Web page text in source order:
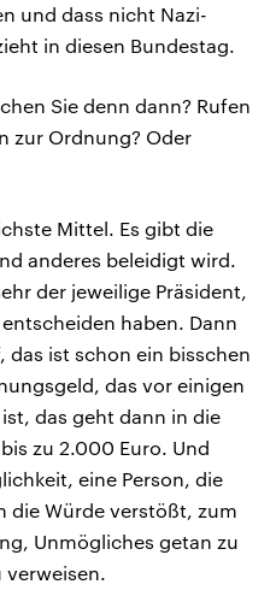
und dass nicht Nazi-
in diesen Bundestag.
Sie denn dann? Rufen
zur Ordnung? Oder
Mittel. Es gibt die
anderes beleidigt wird.
der jeweilige Präsident,
haben. Dann
ist schon ein bisschen
das vor einigen
das geht dann in die
zu 2.000 Euro. Und
eine Person, die
die Würde verstößt, zum
Unmögliches getan zu
verweisen.